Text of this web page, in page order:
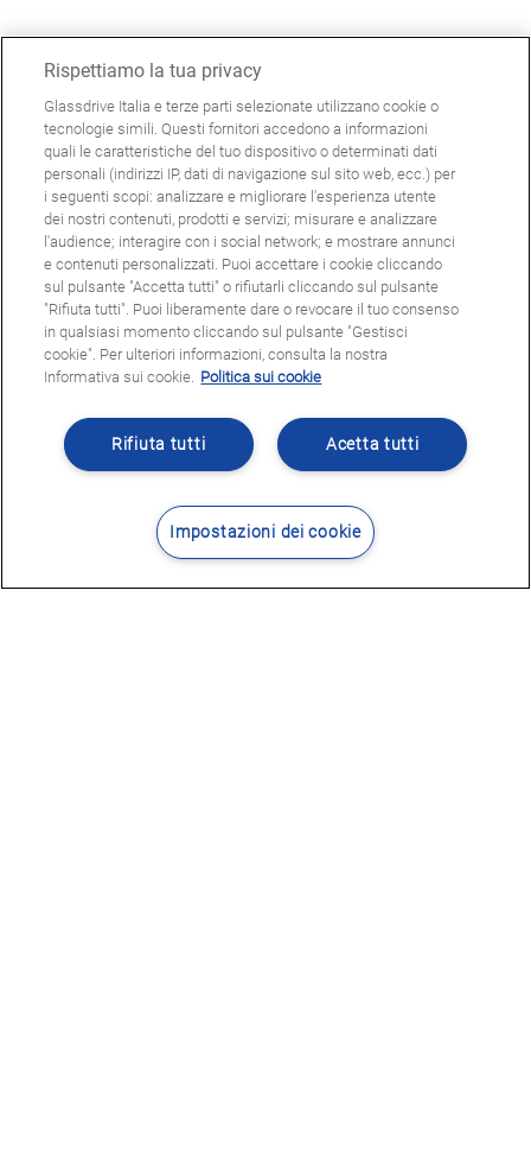
Rispettiamo la tua privacy
Glassdrive Italia e terze parti selezionate utilizzano cookie o
tecnologie simili. Questi fornitori accedono a informazioni
quali le caratteristiche del tuo dispositivo o determinati dati
personali (indirizzi IP, dati di navigazione sul sito web, ecc.) per
i seguenti scopi: analizzare e migliorare l'esperienza utente
dei nostri contenuti, prodotti e servizi; misurare e analizzare
l'audience; interagire con i social network; e mostrare annunci
e contenuti personalizzati. Puoi accettare i cookie cliccando
sul pulsante "Accetta tutti" o rifiutarli cliccando sul pulsante
"Rifiuta tutti". Puoi liberamente dare o revocare il tuo consenso
in qualsiasi momento cliccando sul pulsante "Gestisci
cookie". Per ulteriori informazioni, consulta la nostra
Informativa sui cookie. Politica sui cookie
Acetta tutti
Rifiuta tutti
Impostazioni dei cookie